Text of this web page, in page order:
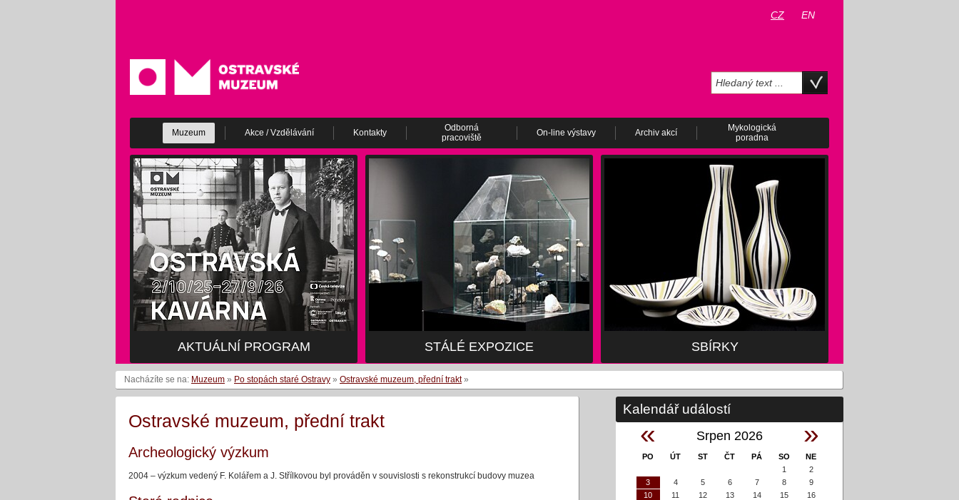
CZ EN
Muzeum Akce / Vzdělávání Kontakty
Odborná
pracoviště
On-line výstavy Archiv akcí
Mykologická
poradna
AKTUÁLNÍ PROGRAM STÁLÉ EXPOZICE SBÍRKY
Nacházíte se na: Muzeum » Po stopách staré Ostravy » Ostravské muzeum, přední trakt»
Kalendář událostí
« Srpen 2026 »
PO ÚT ST ČT PÁ SO
NE
1
2
3
4 5 6 7 8
9
10
11 12 13 14 15
16
Ostravské muzeum, přední trakt
Archeologický výzkum
2004 – výzkum vedený F. Kolářem a J. Střílkovou byl prováděn v souvislosti s rekonstrukcí budovy muzea